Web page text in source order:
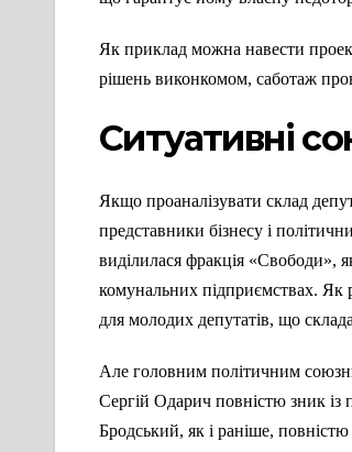
Як приклад можна навести
рішень виконкомом, саботаж
Ситуативні
Якщо проаналізувати склад
представники бізнесу і
виділилася фракція «Свободи»,
комунальних підприємствах. Як
для молодих депутатів, що
Але головним політичним
Сергій Одарич повністю зник
Бродський, як і раніше,